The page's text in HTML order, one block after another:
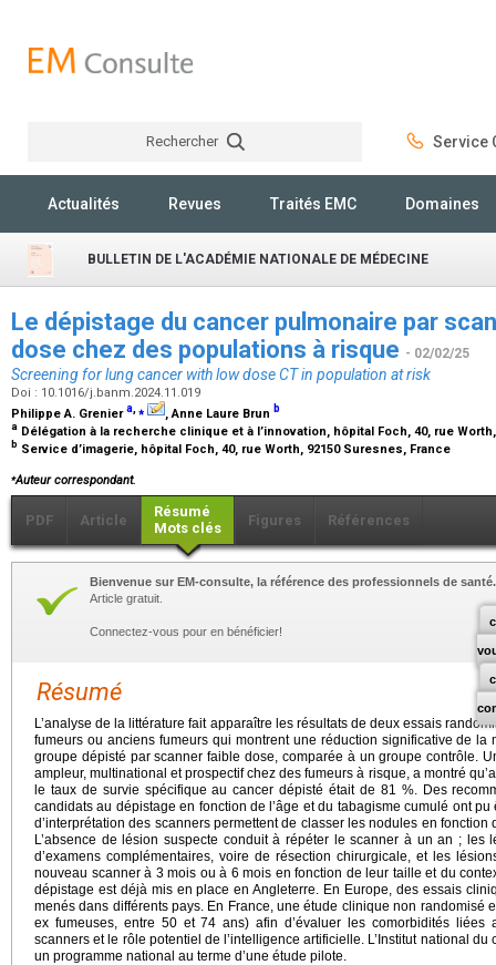
Rechercher Service
Actualités Revues Traités EMC Domaines
BULLETIN DE L'ACADÉMIE NATIONALE DE MÉDECINE
Le dépistage du cancer pulmonaire par
dose chez des populations à risque - 02/02/25
Screening for lung cancer with low dose CT in population at risk
Doi : 10.1016/j.banm.2024.11.019
Philippe A. Greniera,⁎ , Anne Laure Brun b
a Délégation à la recherche clinique et à l’innovation, hôpital Foch, 40, rue
b Service d’imagerie, hôpital Foch, 40, rue Worth, 92150 Suresnes, France
⁎Auteur correspondant.
PDF Article
Résumé
Mots clés
Figures Références
Bienvenue sur EM-consulte, la référence des professionnels de santé.
Article gratuit.
Connectez-vous pour en bénéficier!
Résumé
L’analyse de la littérature fait apparaître les résultats de deux essais
fumeurs ou anciens fumeurs qui montrent une réduction significative de
groupe dépisté par scanner faible dose, comparée à un groupe contrôle.
ampleur, multinational et prospectif chez des fumeurs à risque, a montré
le taux de survie spécifique au cancer dépisté était de 81 %. Des
candidats au dépistage en fonction de l’âge et du tabagisme cumulé ont
d’interprétation des scanners permettent de classer les nodules en
L’absence de lésion suspecte conduit à répéter le scanner à un an ; les
d’examens complémentaires, voire de résection chirurgicale, et les
nouveau scanner à 3 mois ou à 6 mois en fonction de leur taille et du
dépistage est déjà mis en place en Angleterre. En Europe, des essais
menés dans différents pays. En France, une étude clinique non randomisé
ex fumeuses, entre 50 et 74 ans) afin d’évaluer les comorbidités
scanners et le rôle potentiel de l’intelligence artificielle. L’Institut national
un programme national au terme d’une étude pilote.